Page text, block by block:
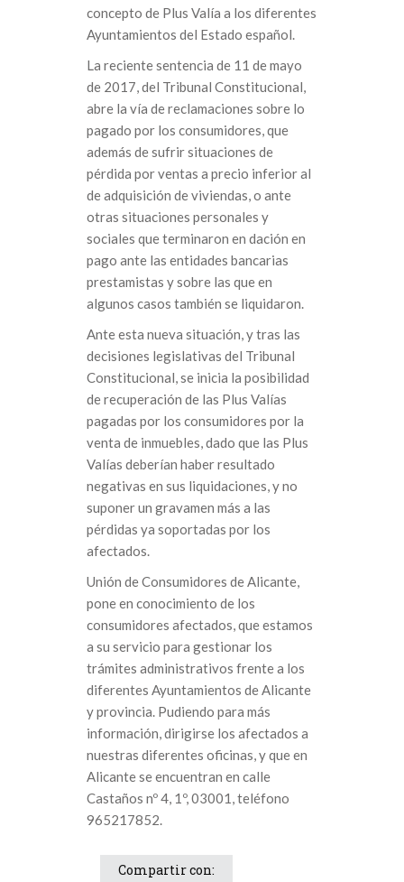
concepto de Plus Valía a los diferentes
Ayuntamientos del Estado español.
La reciente sentencia de 11 de mayo
de 2017, del Tribunal Constitucional,
abre la vía de reclamaciones sobre lo
pagado por los consumidores, que
además de sufrir situaciones de
pérdida por ventas a precio inferior al
de adquisición de viviendas, o ante
otras situaciones personales y
sociales que terminaron en dación en
pago ante las entidades bancarias
prestamistas y sobre las que en
algunos casos también se liquidaron.
Ante esta nueva situación, y tras las
decisiones legislativas del Tribunal
Constitucional, se inicia la posibilidad
de recuperación de las Plus Valías
pagadas por los consumidores por la
venta de inmuebles, dado que las Plus
Valías deberían haber resultado
negativas en sus liquidaciones, y no
suponer un gravamen más a las
pérdidas ya soportadas por los
afectados.
Unión de Consumidores de Alicante,
pone en conocimiento de los
consumidores afectados, que estamos
a su servicio para gestionar los
trámites administrativos frente a los
diferentes Ayuntamientos de Alicante
y provincia. Pudiendo para más
información, dirigirse los afectados a
nuestras diferentes oficinas, y que en
Alicante se encuentran en calle
Castaños nº 4, 1º, 03001, teléfono
965217852.
Compartir con: